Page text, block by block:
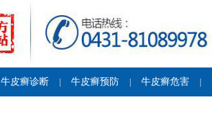
牛皮癣诊断 牛皮癣预防 牛皮癣危害